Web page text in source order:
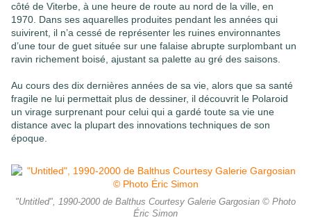
côté de Viterbe, à une heure de route au nord de la ville, en
1970. Dans ses aquarelles produites pendant les années qui
suivirent, il n’a cessé de représenter les ruines environnantes
d’une tour de guet située sur une falaise abrupte surplombant un
ravin richement boisé, ajustant sa palette au gré des saisons.
Au cours des dix dernières années de sa vie, alors que sa santé
fragile ne lui permettait plus de dessiner, il découvrit le Polaroid
un virage surprenant pour celui qui a gardé toute sa vie une
distance avec la plupart des innovations techniques de son
époque.
"Untitled", 1990-2000 de Balthus Courtesy Galerie Gargosian © Photo
Éric Simon